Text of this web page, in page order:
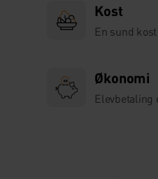
Kost
En sund
Økonomi
Elevbetaling